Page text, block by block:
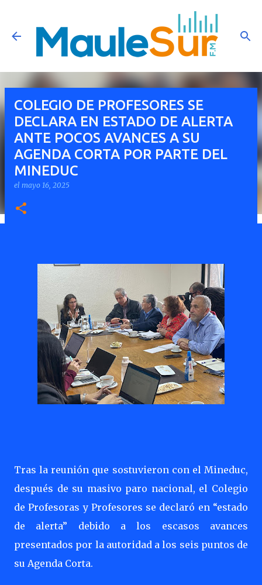
Ir al contenido principal
COLEGIO DE PROFESORES SE
DECLARA EN ESTADO DE ALERTA
ANTE POCOS AVANCES A SU
AGENDA CORTA POR PARTE DEL
MINEDUC
el mayo 16, 2025
Tras la reunión que sostuvieron con el Mineduc,
después de su masivo paro nacional, el Colegio
de Profesoras y Profesores se declaró en “estado
de alerta” debido a los escasos avances
presentados por la autoridad a los seis puntos de
su Agenda Corta.